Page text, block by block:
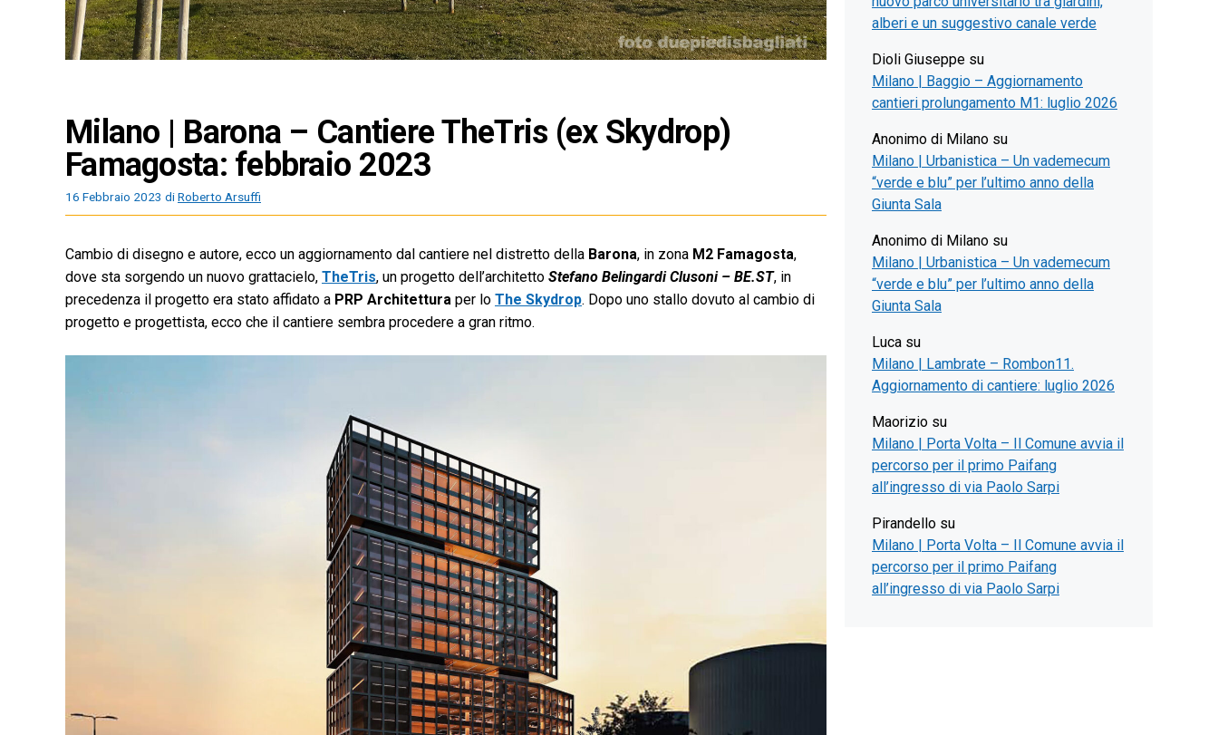
Milano | Barona – Cantiere TheTris (ex Skydrop)
Famagosta: febbraio 2023
16 Febbraio 2023 diRoberto Arsuffi
Cambio di disegno e autore, ecco un aggiornamento dal cantiere nel distretto della Barona, in zona M2 Famagosta,
dove sta sorgendo un nuovo grattacielo, TheTris, un progetto dell’architetto Stefano Belingardi Clusoni – BE.ST, in
precedenza il progetto era stato affidato a PRP Architettura per lo The Skydrop. Dopo uno stallo dovuto al cambio di
progetto e progettista, ecco che il cantiere sembra procedere a gran ritmo.
alberi e un suggestivo canale verde
Dioli Giuseppe su
Milano | Baggio – Aggiornamento
cantieri prolungamento M1: luglio 2026
Anonimo di Milano su
Milano | Urbanistica – Un vademecum
“verde e blu” per l’ultimo anno della
Giunta Sala
Anonimo di Milano su
Milano | Urbanistica – Un vademecum
“verde e blu” per l’ultimo anno della
Giunta Sala
Luca su
Milano | Lambrate – Rombon11.
Aggiornamento di cantiere: luglio 2026
Maorizio su
Milano | Porta Volta – Il Comune avvia il
percorso per il primo Paifang
all’ingresso di via Paolo Sarpi
Pirandello su
Milano | Porta Volta – Il Comune avvia il
percorso per il primo Paifang
all’ingresso di via Paolo Sarpi